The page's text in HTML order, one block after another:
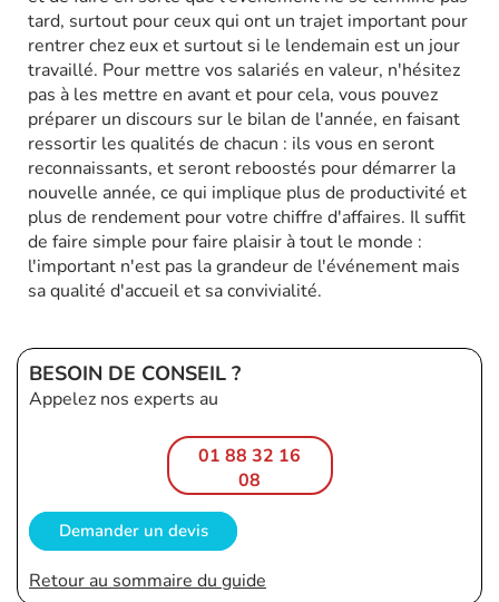
tard, surtout pour ceux qui ont un trajet important pour
rentrer chez eux et surtout si le lendemain est un jour
travaillé. Pour mettre vos salariés en valeur, n'hésitez
pas à les mettre en avant et pour cela, vous pouvez
préparer un discours sur le bilan de l'année, en faisant
ressortir les qualités de chacun : ils vous en seront
reconnaissants, et seront reboostés pour démarrer la
nouvelle année, ce qui implique plus de productivité et
plus de rendement pour votre chiffre d'affaires. Il suffit
de faire simple pour faire plaisir à tout le monde :
l'important n'est pas la grandeur de l'événement mais
sa qualité d'accueil et sa convivialité.
BESOIN DE CONSEIL ?
Appelez nos experts au
01 88 32 16
08
Demander un devis
Retour au sommaire du guide